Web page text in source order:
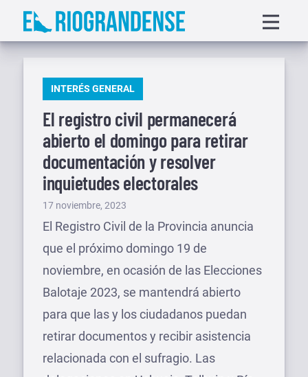
Saltar
menu
PUBLICADO
INTERÉS GENERAL
El registro civil permanecerá
abierto el domingo para retirar
documentación y resolver
inquietudes electorales
Publicado
el
17 noviembre, 2023
El Registro Civil de la Provincia anuncia
que el próximo domingo 19 de
noviembre, en ocasión de las Elecciones
Balotaje 2023, se mantendrá abierto
para que las y los ciudadanos puedan
retirar documentos y recibir asistencia
relacionada con el sufragio. Las